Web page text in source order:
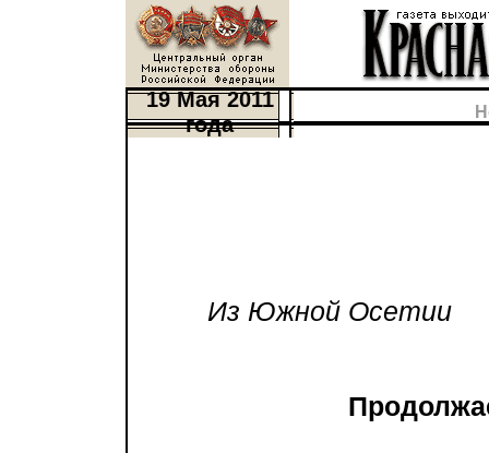
19 Мая 2011
года
Из Южной Осетии